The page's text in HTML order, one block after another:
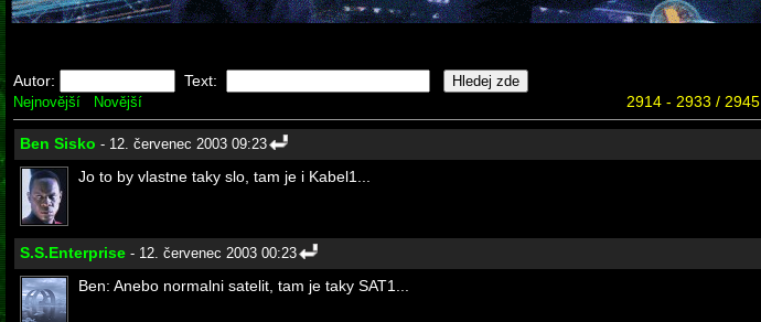
Autor: Text:
Nejnovější Novější 2914 - 2933 / 2945
Ben Sisko - 12. červenec 2003 09:23
Jo to by vlastne taky slo, tam je i Kabel1...
S.S.Enterprise - 12. červenec 2003 00:23
Ben: Anebo normalni satelit, tam je taky SAT1...